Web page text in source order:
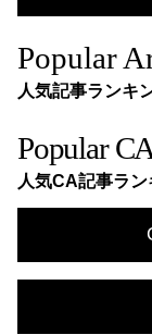
Popular
人気記事ランキ
Popular
人気CA記事ラン